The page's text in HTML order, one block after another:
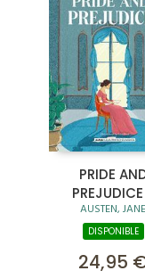
PRIDE
ANNOTATED
AUSTEN, JANE
DISPONIBLE
24,95